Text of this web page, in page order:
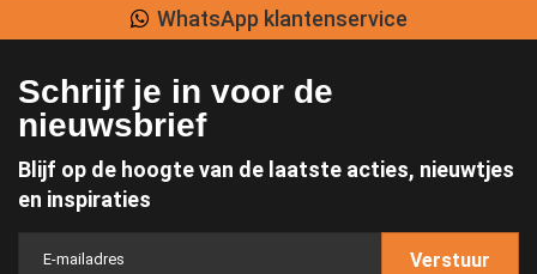
WhatsApp klantenservice
Schrijf je in voor de
nieuwsbrief
Blijf op de hoogte van de laatste acties, nieuwtjes
en inspiraties
Verstuur